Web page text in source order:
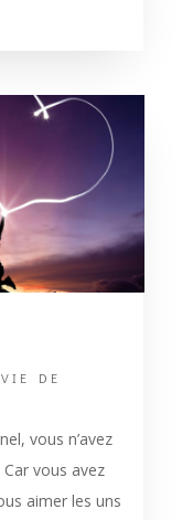
VIE DE
vous n’avez
vous avez
aimer les uns